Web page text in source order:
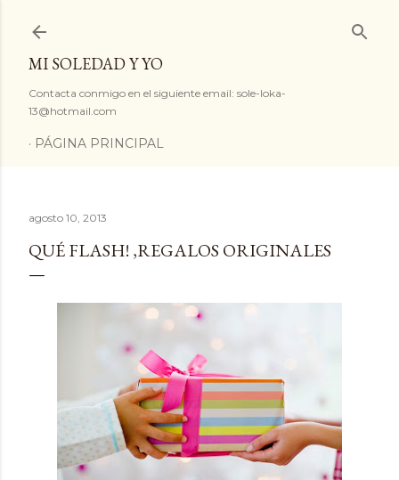
MI SOLEDAD Y YO
Contacta conmigo en el siguiente email: sole-loka-
13@hotmail.com
PÁGINA PRINCIPAL
agosto 10, 2013
QUÉ FLASH! ,REGALOS ORIGINALES